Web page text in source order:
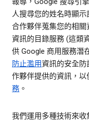
人搜尋您的姓名時顯
合作夥伴蒐集您的相
資訊的目錄服務 (這類
供 Google 商用服務潛
防止濫用資訊的安全防
作夥伴提供的資訊，以
務 。
我們運用多種技術來